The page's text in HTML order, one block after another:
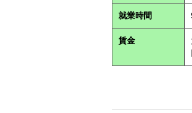
就業時間
賃金